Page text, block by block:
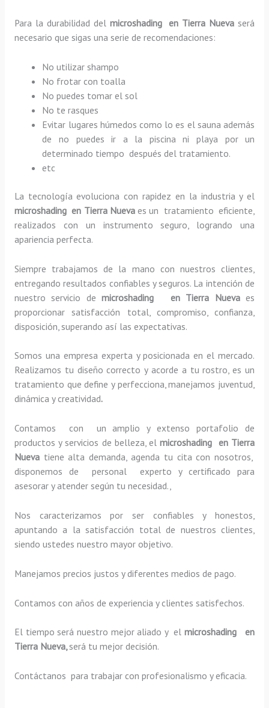
Para la durabilidad del microshading en Tierra Nueva será
necesario que sigas una serie de recomendaciones:
No utilizar shampo
No frotar con toalla
No puedes tomar el sol
No te rasques
Evitar lugares húmedos como lo es el sauna además
de no puedes ir a la piscina ni playa por un
determinado tiempo después del tratamiento.
etc
La tecnología evoluciona con rapidez en la industria y el
microshading en Tierra Nuevaes un tratamiento eficiente,
realizados con un instrumento seguro, logrando una
apariencia perfecta.
Siempre trabajamos de la mano con nuestros clientes,
entregando resultados confiables y seguros. La intención de
nuestro servicio de microshading en Tierra Nueva es
proporcionar satisfacción total, compromiso, confianza,
disposición, superando así las expectativas.
Somos una empresa experta y posicionada en el mercado.
Realizamos tu diseño correcto y acorde a tu rostro, es un
tratamiento que define y perfecciona, manejamos juventud,
dinámica y creatividad.
Contamos con un amplio y extenso portafolio de
productos y servicios de belleza, elmicroshading en Tierra
Nuevatiene alta demanda, agenda tu cita con nosotros,
disponemos de personal experto y certificado para
asesorar y atender según tu necesidad.,
Nos caracterizamos por ser confiables y honestos,
apuntando a la satisfacción total de nuestros clientes,
siendo ustedes nuestro mayor objetivo.
Manejamos precios justos y diferentes medios de pago.
Contamos con años de experiencia y clientes satisfechos.
El tiempo será nuestro mejor aliado y elmicroshading en
Tierra Nueva,será tu mejor decisión.
Contáctanos para trabajar con profesionalismo y eficacia.